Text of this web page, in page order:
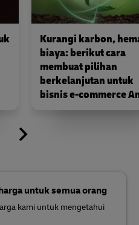
Kurangi karbon,
biaya: berikut cara
membuat pilihan
berkelanjutan untuk
bisnis e-commerce
untuk semua orang
kami untuk mengetahui